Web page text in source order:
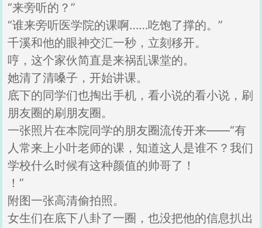
“来旁听的？”
“谁来旁听医学院的课啊……吃饱了撑的。”
千溪和他的眼神交汇一秒，立刻移开。
哼，这个家伙简直是来祸乱课堂的。
她清了清嗓子，开始讲课。
底下的同学们也掏出手机，看小说的看小说，刷
朋友圈的刷朋友圈。
一张照片在本院同学的朋友圈流传开来——“有
人常来上小叶老师的课，知道这人是谁不？我们
学校什么时候有这种颜值的帅哥了！
！”
附图一张高清偷拍照。
女生们在底下八卦了一圈，也没把他的信息扒出